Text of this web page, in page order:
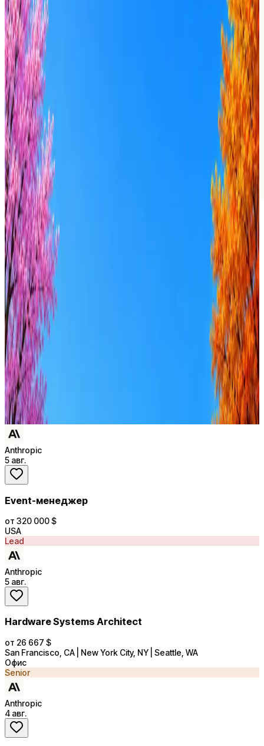
Anthropic
Anthropic is a public benefit corporation headquartered in San
Francisco.
52 активных вакансий
Стратегия поиска с AI: рынки, позиции, вилка, каналы
Ежедневный подбор из 600+ источников
AI генерация сопроводительных писем
Anthropic
5 авг.
Event-менеджер
от 320 000 $
USA
Lead
Anthropic
5 авг.
Hardware Systems Architect
от 26 667 $
San Francisco, CA | New York City, NY | Seattle, WA
Офис
Senior
Anthropic
4 авг.